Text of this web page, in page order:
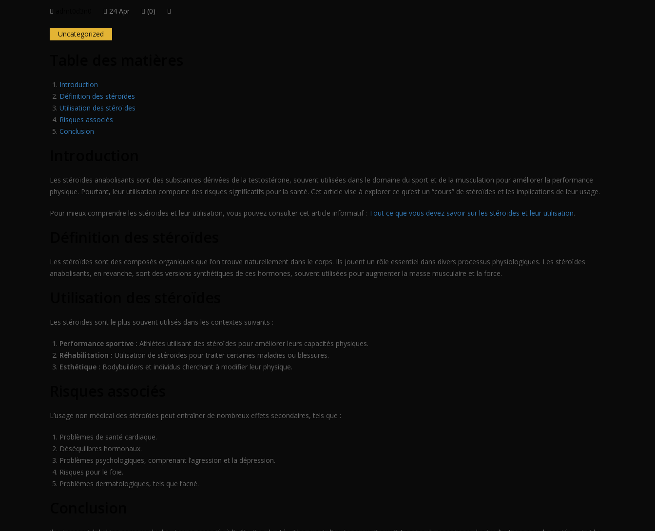
24 Apr (0)
Uncategorized
Introduction
Définition des stéroïdes
Utilisation des stéroïdes
Risques associés
Conclusion
Les stéroïdes anabolisants sont des substances dérivées de la testostérone, souvent utilisées dans le domaine du sport et de la musculation pour améliorer la performance
physique. Pourtant, leur utilisation comporte des risques significatifs pour la santé. Cet article vise à explorer ce qu’est un “cours” de stéroïdes et les implications de leur usage.
Pour mieux comprendre les stéroïdes et leur utilisation, vous pouvez consulter cet article informatif : Tout ce que vous devez savoir sur les stéroïdes et leur utilisation.
Les stéroïdes sont des composés organiques que l’on trouve naturellement dans le corps. Ils jouent un rôle essentiel dans divers processus physiologiques. Les stéroïdes
anabolisants, en revanche, sont des versions synthétiques de ces hormones, souvent utilisées pour augmenter la masse musculaire et la force.
Les stéroïdes sont le plus souvent utilisés dans les contextes suivants :
Performance sportive : Athlètes utilisant des stéroïdes pour améliorer leurs capacités physiques.
Réhabilitation : Utilisation de stéroïdes pour traiter certaines maladies ou blessures.
Esthétique : Bodybuilders et individus cherchant à modifier leur physique.
L’usage non médical des stéroïdes peut entraîner de nombreux effets secondaires, tels que :
Problèmes de santé cardiaque.
Déséquilibres hormonaux.
Problèmes psychologiques, comprenant l’agression et la dépression.
Risques pour le foie.
Problèmes dermatologiques, tels que l’acné.